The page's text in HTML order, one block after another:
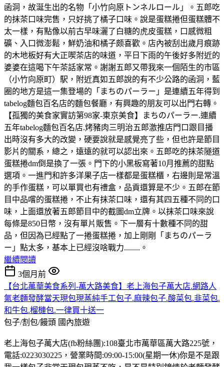
函洞，故涎生出的名物「小竹向原トンネルロール」。五郎吃
的抹茶口味完售，只好挑了橘子口味。說是蛋糕捲但蛋糕體不
太一樣，有點像以前古早味灑了白糖的虎皮蛋糕，口感微粗
礦、入口微澎鬆，鮮奶油和橘子颇喜歡。店內被刮出歲月痕跡
的木地板好有大正喫茶店的味道，平日下雨的午後好多附近的
婆婆在這喝下午茶話家常。謝謝五郎又帶我來一個陌生的市區
（小竹向原町）駅，附近真如五郎說的有不少公路的函洞，藍
圈的地方是這一集登場的「まちのパーラー」是連續五年得到
tabelog麵包百名店的麵包餐廳，有興趣的朋友可以出門右轉。
【孤獨的美食家實訪第98家-東京美食】まちのパーラー.連續
五年tabelog麵包百名店.烤豬肉三明治五郎激推店門口跟目播
出時沒有多大的改變，硬要說就是感覺亮了些，但也許是節目
影片的關系，總之，遠遠的就可以認出來。五郎吃的抹茶隧道
蛋糕捲dm倒是換了一張。門下的小黑板寫著10月推薦的甜點
選項。一進門和許多洋果子店一樣都是蛋糕櫃，右邊則是常溫
的手作蛋糕，可以單買也有禮盒，品貢還算是不少。五郎在節
目中品嚐的蛋糕捲，不止有抹茶口味，還有其四五種不同的口
味，上面還放著五郎節目中的截圖dm立牌。以抹茶口味來說
每條是850日幣，沒有單片販售。下一層有十數種不同的甜
品，但因為已經點了一捲蛋糕捲，加上剛剛「まちのパーラ
ー」點太多，基本上已經沒啥戰力........。
繼續閱讀
3個月前
【台北萬華美食系列-萬大路美食】老上海包子萬大店.網路人
氣老麵發酵當天現包現蒸純手工包子.麻辣包子.酸菜包.韭菜包.
和牛包.榴槤包.一律買十送一
包子/割包/饅頭 國內旅遊
老上海包子萬大店(fb粉絲團):108臺北市萬華區萬大路225號，
電話:0223030225，營業時間:09:00-15:00(星期一休)你是不是跟